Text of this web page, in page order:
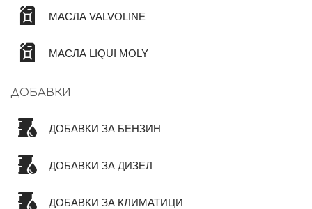
МАСЛА VALVOLINE
МАСЛА LIQUI MOLY
ДОБАВКИ
ДОБАВКИ ЗА БЕНЗИН
ДОБАВКИ ЗА ДИЗЕЛ
ДОБАВКИ ЗА КЛИМАТИЦИ